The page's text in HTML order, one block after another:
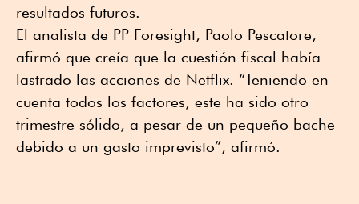
resultados futuros.
El analista de PP Foresight, Paolo Pescatore,
afirmó que creía que la cuestión fiscal había
lastrado las acciones de Netflix. “Teniendo en
cuenta todos los factores, este ha sido otro
trimestre sólido, a pesar de un pequeño bache
debido a un gasto imprevisto”, afirmó.